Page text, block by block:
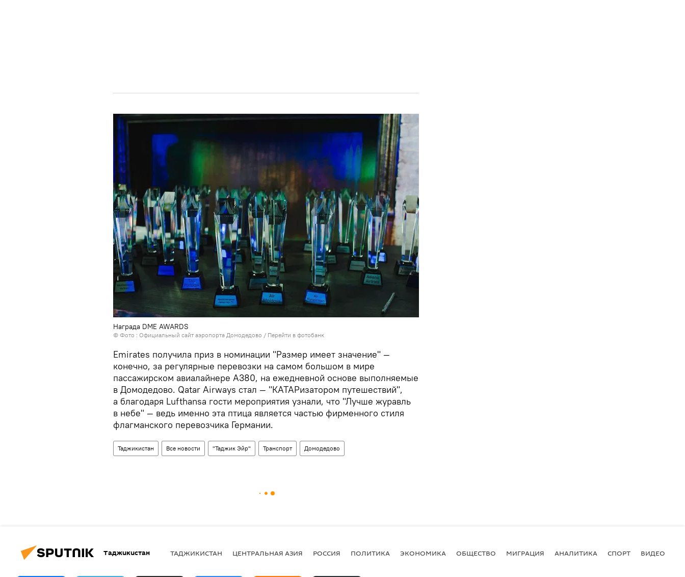
Награда DME AWARDS
© Фото : Официальный сайт аэропорта Домодедово / Перейти в фотобанк
Emirates получила приз в номинации "Размер имеет значение" —
конечно, за регулярные перевозки на самом большом в мире
пассажирском авиалайнере А380, на ежедневной основе выполняемые
в Домодедово. Qatar Airways стал — "КАТАРизатором путешествий",
а благодаря Lufthansa гости мероприятия узнали, что "Лучше журавль
в небе" — ведь именно эта птица является частью фирменного стиля
флагманского перевозчика Германии.
Таджикистан Все новости "Таджик Эйр" Транспорт Домодедово
Таджикистан ТАДЖИКИСТАН ЦЕНТРАЛЬНАЯ АЗИЯ РОССИЯ ПОЛИТИКА ЭКОНОМИКА ОБЩЕСТВО МИГРАЦИЯ АНАЛИТИКА СПОРТ ВИДЕО